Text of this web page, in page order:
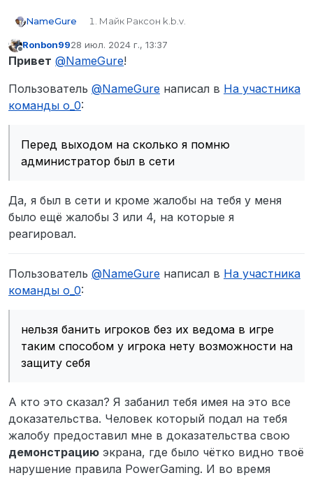
NameGure
Майк Раксон k.b.v.
k.b.v.
Ronbon99
Перед выходом на сколько я помню
банить игроков без их ведома в игре
возможности на защиту себя
этому пишу жалобу
да
Не в сети
Ronbon9928 июл. 2024 г., 13:37
отредактировано
Привет @NameGure!
Пользователь @NameGure написал в На участника
команды о_0:
Перед выходом на сколько я помню
администратор был в сети
Да, я был в сети и кроме жалобы на тебя у меня
было ещё жалобы 3 или 4, на которые я
реагировал.
Пользователь @NameGure написал в На участника
команды о_0:
нельзя банить игроков без их ведома в игре
таким способом у игрока нету возможности на
защиту себя
А кто это сказал? Я забанил тебя имея на это все
доказательства. Человек который подал на тебя
жалобу предоставил мне в доказательства свою
демонстрацию экрана, где было чётко видно твоё
нарушение правила PowerGaming. И во время